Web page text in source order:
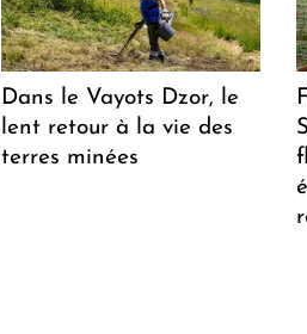
Dans le Vayots Dzor, le
lent retour à la vie des
terres minées